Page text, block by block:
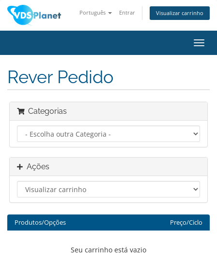
Português Entrar Visualizar carrinho
Rever Pedido
Categorias
Ações
Produtos/Opções Preço/Ciclo
Seu carrinho está vazio